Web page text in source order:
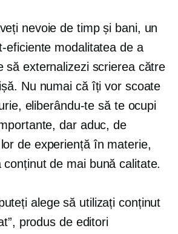
nevoie de timp și bani, un
eficiente modalitatea de a
să externalizezi scrierea către
Nu numai că îți vor scoate
eliberându-te să te ocupi
dar aduc, de
de experiență în materie,
de mai bună calitate.
alege să utilizați conținut
produs de editori